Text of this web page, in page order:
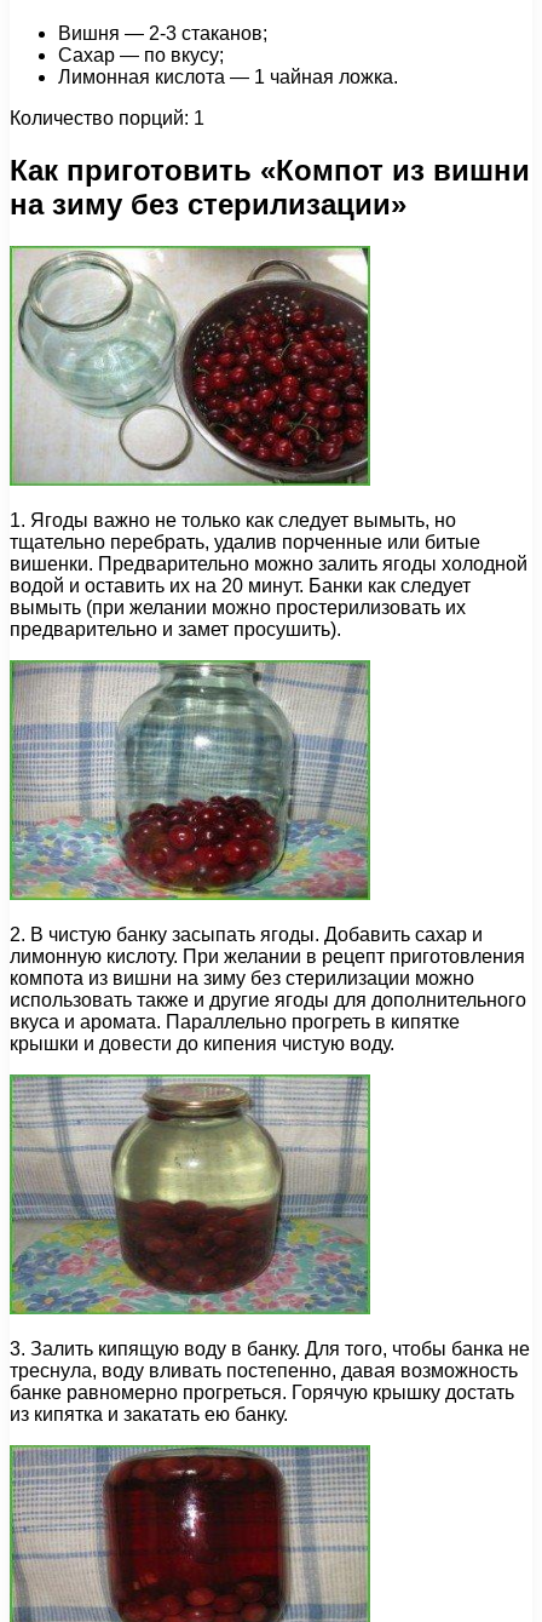
Вишня — 2-3 стаканов;
Сахар — по вкусу;
Лимонная кислота — 1 чайная ложка.
Количество порций: 1
Как приготовить «Компот из вишни
на зиму без стерилизации»
1. Ягоды важно не только как следует вымыть, но
тщательно перебрать, удалив порченные или битые
вишенки. Предварительно можно залить ягоды холодной
водой и оставить их на 20 минут. Банки как следует
вымыть (при желании можно простерилизовать их
предварительно и замет просушить).
2. В чистую банку засыпать ягоды. Добавить сахар и
лимонную кислоту. При желании в рецепт приготовления
компота из вишни на зиму без стерилизации можно
использовать также и другие ягоды для дополнительного
вкуса и аромата. Параллельно прогреть в кипятке
крышки и довести до кипения чистую воду.
3. Залить кипящую воду в банку. Для того, чтобы банка не
треснула, воду вливать постепенно, давая возможность
банке равномерно прогреться. Горячую крышку достать
из кипятка и закатать ею банку.